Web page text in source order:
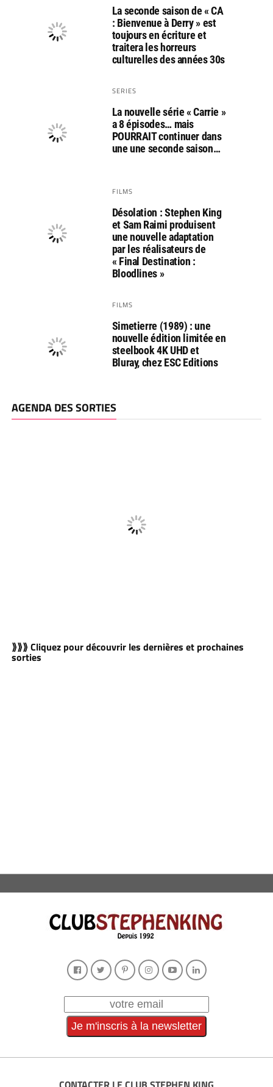
La seconde saison de « CA
: Bienvenue à Derry » est
toujours en écriture et
traitera les horreurs
culturelles des années 30s
SERIES
La nouvelle série « Carrie »
a 8 épisodes… mais
POURRAIT continuer dans
une une seconde saison…
FILMS
Désolation : Stephen King
et Sam Raimi produisent
une nouvelle adaptation
par les réalisateurs de
« Final Destination :
Bloodlines »
FILMS
Simetierre (1989) : une
nouvelle édition limitée en
steelbook 4K UHD et
Bluray, chez ESC Editions
AGENDA DES SORTIES
⟫⟫⟫ Cliquez pour découvrir les dernières et prochaines
sorties